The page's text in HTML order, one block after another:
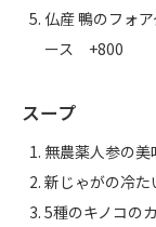
仏産 鴨のフォ
ース +800
スープ
無農薬人参の美
新じゃがの冷
5種のキノコの